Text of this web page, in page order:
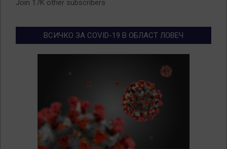
Join 17K other subscribers
ВСИЧКО ЗА COVID-19 В ОБЛАСТ ЛОВЕЧ